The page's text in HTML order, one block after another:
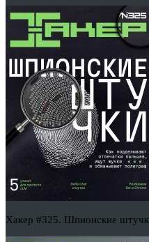
Хакер #325. Шпионские